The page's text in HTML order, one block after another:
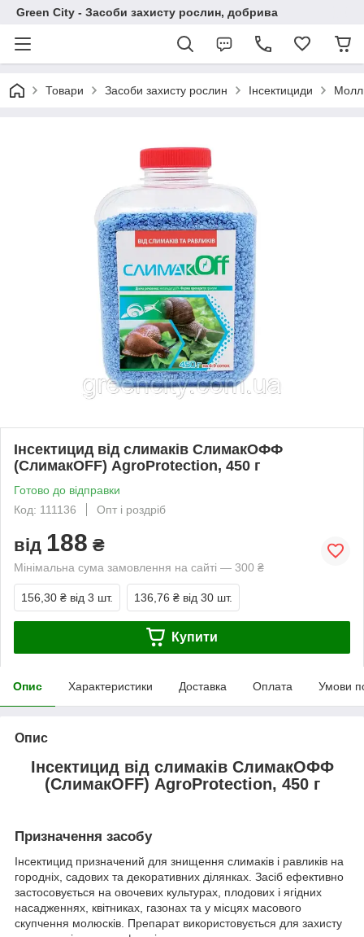
Green City - Засоби захисту рослин, добрива
Товари Засоби захисту рослин Інсектициди
Інсектицид від слимаків СлимакОФФ
(СлимакOFF) AgroProtection, 450 г
Готово до відправки
Код: 111136
Опт і роздріб
від 188 ₴
Мінімальна сума замовлення на сайті — 300 ₴
156,30 ₴ від 3 шт. 136,76 ₴ від 30 шт.
Купити
Опис Характеристики Доставка Оплата Умови
Опис
Інсектицид від слимаків СлимакОФФ
(СлимакOFF) AgroProtection, 450 г
Призначення засобу
Інсектицид призначений для знищення слимаків і равликів на
городніх, садових та декоративних ділянках. Засіб ефективно
застосовується на овочевих культурах, плодових і ягідних
насадженнях, квітниках, газонах та у місцях масового
скупчення молюсків. Препарат використовується для захисту